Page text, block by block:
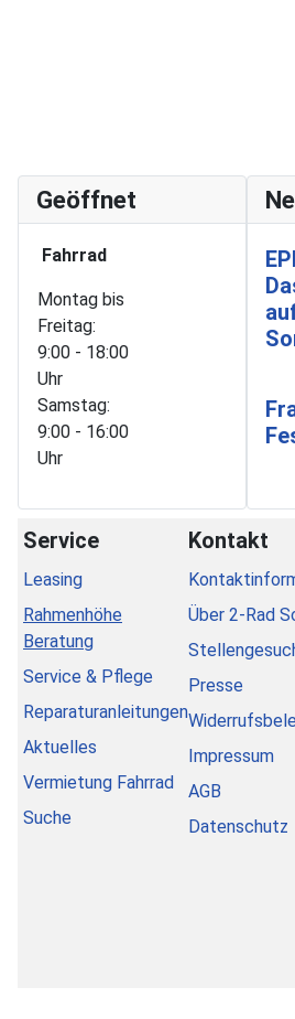
Geöffnet
Fahrrad
Montag bis
Freitag:
9:00 - 18:00
Uhr
Samstag:
9:00 - 16:00
Uhr
Service
Leasing
Rahmenhöhe
Beratung
Service & Pflege
Reparaturanleitungen
Aktuelles
Vermietung Fahrrad
Suche
Kontakt
Über 2-Rad
Presse
Impressum
AGB
Datenschutz